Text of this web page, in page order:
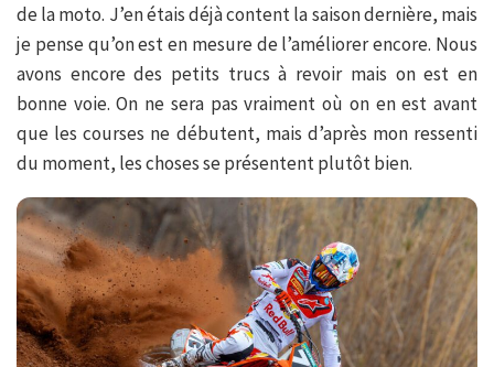
de la moto. J’en étais déjà content la saison dernière, mais
je pense qu’on est en mesure de l’améliorer encore. Nous
avons encore des petits trucs à revoir mais on est en
bonne voie. On ne sera pas vraiment où on en est avant
que les courses ne débutent, mais d’après mon ressenti
du moment, les choses se présentent plutôt bien.